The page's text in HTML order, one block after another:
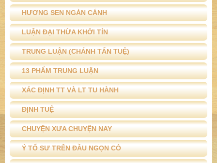
HƯƠNG SEN NGÀN CÁNH
LUẬN ĐẠI THỪA KHỞI TÍN
TRUNG LUẬN (CHÁNH TẤN TUỆ)
13 PHẨM TRUNG LUẬN
XÁC ĐỊNH TT VÀ LT TU HÀNH
ĐỊNH TUỆ
CHUYỆN XƯA CHUYỆN NAY
Ý TỔ SƯ TRÊN ĐẦU NGỌN CỎ